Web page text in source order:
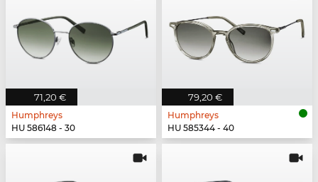
71,20 €
Humphreys
HU 586148 - 30
79,20 €
Humphreys
HU 585344 - 40